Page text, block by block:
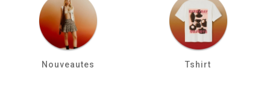
Nouveautes Tshirt